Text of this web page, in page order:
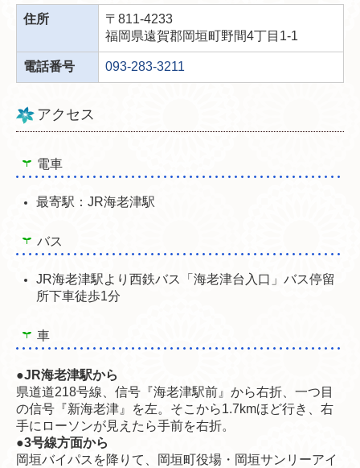
住所
〒811-4233
福岡県遠賀郡岡垣町野間4丁目1-1
電話番号 093-283-3211
アクセス
電車
最寄駅：JR海老津駅
バス
JR海老津駅より西鉄バス「海老津台入口」バス停留
所下車徒歩1分
車
●JR海老津駅から
県道道218号線、信号『海老津駅前』から右折、一つ目
の信号『新海老津』を左。そこから1.7kmほど行き、右
手にローソンが見えたら手前を右折。
●3号線方面から
岡垣バイパスを降りて、岡垣町役場・岡垣サンリーアイ